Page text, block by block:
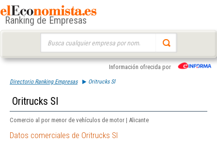
Ranking de Empresas
Información ofrecida por
Directorio Ranking Empresas Oritrucks Sl
Oritrucks Sl
Comercio al por menor de vehículos de motor | Alicante
Datos comerciales de Oritrucks Sl